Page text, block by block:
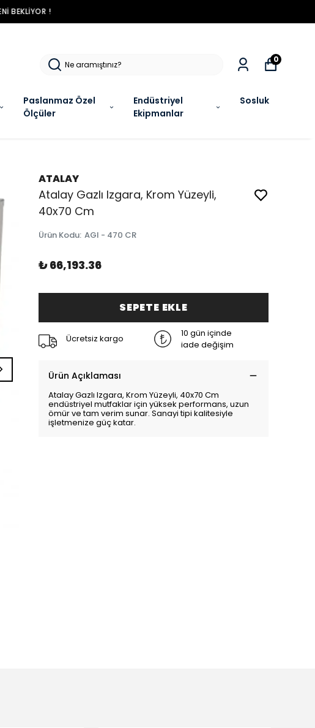
BEKLIYOR !
Paslanmaz Özel
Ölçüler
Endüstriyel
Ekipmanlar
Sosluk
0
ATALAY
Atalay Gazlı Izgara, Krom Yüzeyli,
40x70 Cm
Ürün Kodu: AGI - 470 CR
₺ 66,193.36
SEPETE EKLE
Ücretsiz kargo
10 gün içinde
iade değişim
Ürün Açıklaması
Atalay Gazlı Izgara, Krom Yüzeyli, 40x70 Cm
endüstriyel mutfaklar için yüksek performans, uzun
ömür ve tam verim sunar. Sanayi tipi kalitesiyle
işletmenize güç katar.